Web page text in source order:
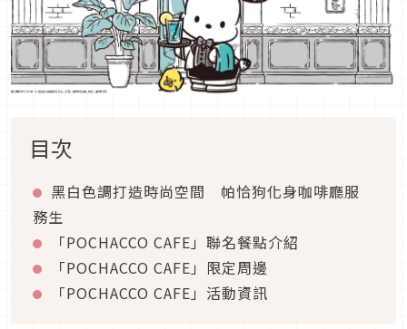
目次
黑白色調打造時尚空間 帕恰狗化身咖啡廳服
務生
「POCHACCO CAFE」聯名餐點介紹
「POCHACCO CAFE」限定周邊
「POCHACCO CAFE」活動資訊